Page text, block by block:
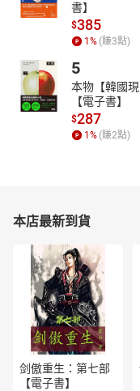
書】
$385
1 % (賺3點)
5
本物【韓國
【電子書】
$287
1 % (賺2點)
本店最新到貨
剑傲重生：第七部
【電子書】